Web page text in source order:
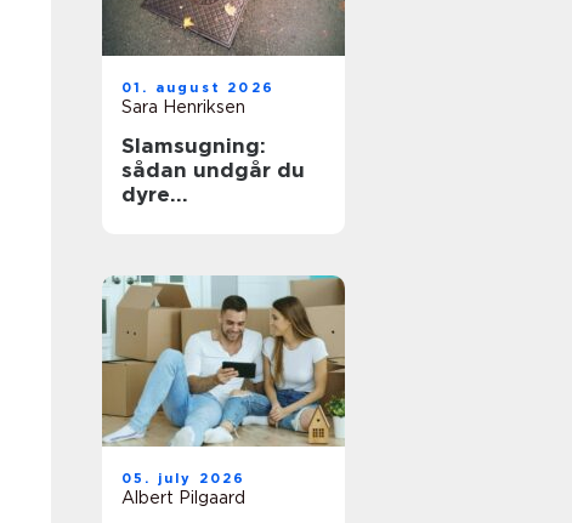
01. august 2026
Sara Henriksen
Slamsugning:
sådan undgår du
dyre
05. july 2026
Albert Pilgaard